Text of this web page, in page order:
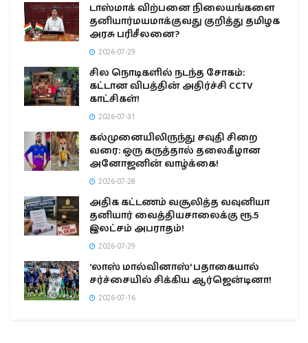
டாஸ்மாக் விற்பனை நிலையங்களை
தனியார்மயமாக்குவது குறித்து தமிழக
அரசு பரிசீலனை?
2026-07-29
சில நொடிகளில் நடந்த சோகம்:
கட்டான விபத்தின் அதிர்ச்சி CCTV
காட்சிகள்!
2026-07-31
கல்முனையிலிருந்து சவுதி சிறை
வரை: ஒரு கருத்தால் தலைகீழான
அனோஜனின் வாழ்க்கை!
2026-07-28
அதிக கட்டணம் வசூலித்த வவுனியா
தனியார் வைத்தியசாலைக்கு ரூ.5
இலட்சம் அபராதம்!
2026-07-29
‘லாஸ் மால்வினாஸ்’ பதாகையால்
சர்ச்சையில் சிக்கிய ஆர்ஜென்டினா!
2026-07-16